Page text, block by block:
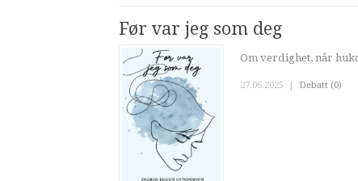
Før var jeg som deg
Om verdighet, når
27.06.2025 Debatt (0)